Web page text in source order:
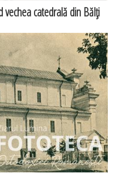
catedrală din Bălţi